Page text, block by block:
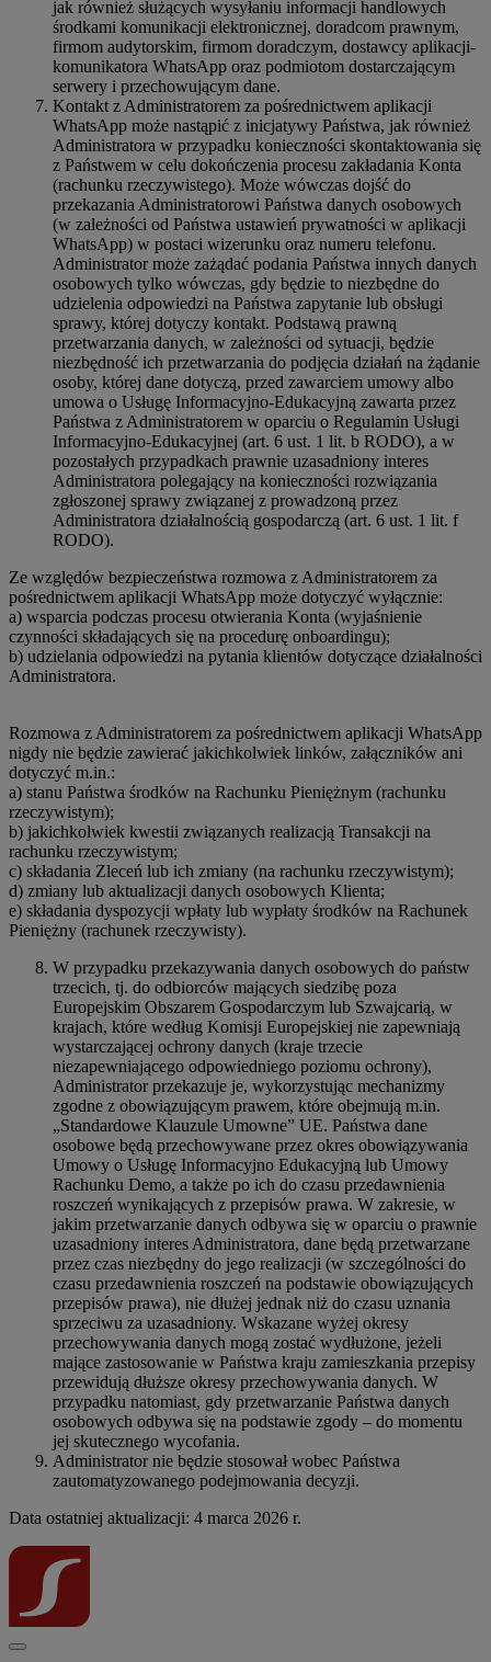
jak również służących wysyłaniu informacji handlowych
środkami komunikacji elektronicznej, doradcom prawnym,
firmom audytorskim, firmom doradczym, dostawcy aplikacji-
komunikatora WhatsApp oraz podmiotom dostarczającym
serwery i przechowującym dane.
Kontakt z Administratorem za pośrednictwem aplikacji
WhatsApp może nastąpić z inicjatywy Państwa, jak również
Administratora w przypadku konieczności skontaktowania się
z Państwem w celu dokończenia procesu zakładania Konta
(rachunku rzeczywistego). Może wówczas dojść do
przekazania Administratorowi Państwa danych osobowych
(w zależności od Państwa ustawień prywatności w aplikacji
WhatsApp) w postaci wizerunku oraz numeru telefonu.
Administrator może zażądać podania Państwa innych danych
osobowych tylko wówczas, gdy będzie to niezbędne do
udzielenia odpowiedzi na Państwa zapytanie lub obsługi
sprawy, której dotyczy kontakt. Podstawą prawną
przetwarzania danych, w zależności od sytuacji, będzie
niezbędność ich przetwarzania do podjęcia działań na żądanie
osoby, której dane dotyczą, przed zawarciem umowy albo
umowa o Usługę Informacyjno-Edukacyjną zawarta przez
Państwa z Administratorem w oparciu o Regulamin Usługi
Informacyjno-Edukacyjnej (art. 6 ust. 1 lit. b RODO), a w
pozostałych przypadkach prawnie uzasadniony interes
Administratora polegający na konieczności rozwiązania
zgłoszonej sprawy związanej z prowadzoną przez
Administratora działalnością gospodarczą (art. 6 ust. 1 lit. f
RODO).
Ze względów bezpieczeństwa rozmowa z Administratorem za
pośrednictwem aplikacji WhatsApp może dotyczyć wyłącznie:
a) wsparcia podczas procesu otwierania Konta (wyjaśnienie
czynności składających się na procedurę onboardingu);
b) udzielania odpowiedzi na pytania klientów dotyczące działalności
Administratora.
Rozmowa z Administratorem za pośrednictwem aplikacji WhatsApp
nigdy nie będzie zawierać jakichkolwiek linków, załączników ani
dotyczyć m.in.:
a) stanu Państwa środków na Rachunku Pieniężnym (rachunku
rzeczywistym);
b) jakichkolwiek kwestii związanych realizacją Transakcji na
rachunku rzeczywistym;
c) składania Zleceń lub ich zmiany (na rachunku rzeczywistym);
d) zmiany lub aktualizacji danych osobowych Klienta;
e) składania dyspozycji wpłaty lub wypłaty środków na Rachunek
Pieniężny (rachunek rzeczywisty).
W przypadku przekazywania danych osobowych do państw
trzecich, tj. do odbiorców mających siedzibę poza
Europejskim Obszarem Gospodarczym lub Szwajcarią, w
krajach, które według Komisji Europejskiej nie zapewniają
wystarczającej ochrony danych (kraje trzecie
niezapewniającego odpowiedniego poziomu ochrony),
Administrator przekazuje je, wykorzystując mechanizmy
zgodne z obowiązującym prawem, które obejmują m.in.
„Standardowe Klauzule Umowne” UE. Państwa dane
osobowe będą przechowywane przez okres obowiązywania
Umowy o Usługę Informacyjno Edukacyjną lub Umowy
Rachunku Demo, a także po ich do czasu przedawnienia
roszczeń wynikających z przepisów prawa. W zakresie, w
jakim przetwarzanie danych odbywa się w oparciu o prawnie
uzasadniony interes Administratora, dane będą przetwarzane
przez czas niezbędny do jego realizacji (w szczególności do
czasu przedawnienia roszczeń na podstawie obowiązujących
przepisów prawa), nie dłużej jednak niż do czasu uznania
sprzeciwu za uzasadniony. Wskazane wyżej okresy
przechowywania danych mogą zostać wydłużone, jeżeli
mające zastosowanie w Państwa kraju zamieszkania przepisy
przewidują dłuższe okresy przechowywania danych. W
przypadku natomiast, gdy przetwarzanie Państwa danych
osobowych odbywa się na podstawie zgody – do momentu
jej skutecznego wycofania.
Administrator nie będzie stosował wobec Państwa
zautomatyzowanego podejmowania decyzji.
Data ostatniej aktualizacji: 4 marca 2026 r.